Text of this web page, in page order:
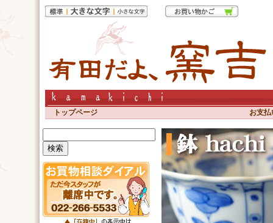
トップページ お支